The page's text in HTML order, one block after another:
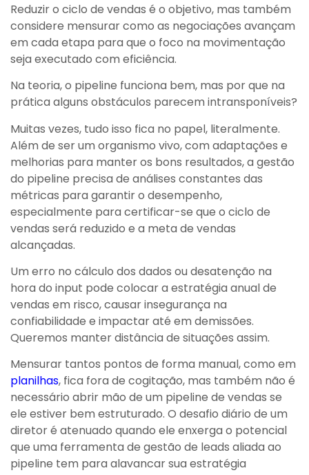
Reduzir o ciclo de vendas é o objetivo, mas também
considere mensurar como as negociações avançam
em cada etapa para que o foco na movimentação
seja executado com eficiência.
Na teoria, o pipeline funciona bem, mas por que na
prática alguns obstáculos parecem intransponíveis?
Muitas vezes, tudo isso fica no papel, literalmente.
Além de ser um organismo vivo, com adaptações e
melhorias para manter os bons resultados, a gestão
do pipeline precisa de análises constantes das
métricas para garantir o desempenho,
especialmente para certificar-se que o ciclo de
vendas será reduzido e a meta de vendas
alcançadas.
Um erro no cálculo dos dados ou desatenção na
hora do input pode colocar a estratégia anual de
vendas em risco, causar insegurança na
confiabilidade e impactar até em demissões.
Queremos manter distância de situações assim.
Mensurar tantos pontos de forma manual, como em
planilhas, fica fora de cogitação, mas também não é
necessário abrir mão de um pipeline de vendas se
ele estiver bem estruturado. O desafio diário de um
diretor é atenuado quando ele enxerga o potencial
que uma ferramenta de gestão de leads aliada ao
pipeline tem para alavancar sua estratégia